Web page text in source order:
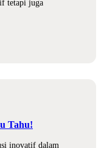
tetapi juga
Tahu!
inovatif dalam